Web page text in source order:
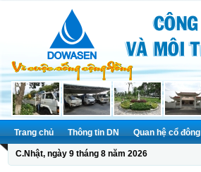
Trang chủ Thông tin DN Quan hệ cổ đông
C.Nhật, ngày 9 tháng 8 năm 2026